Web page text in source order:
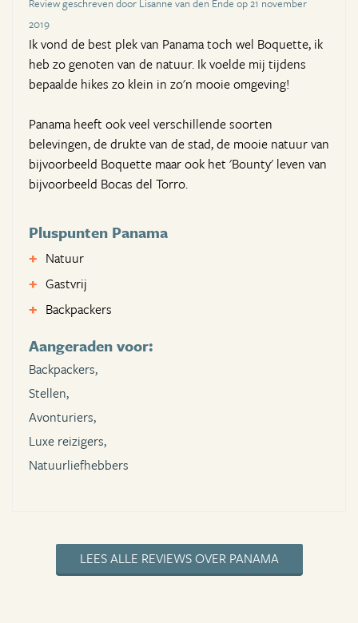
2019
Ik vond de best plek van Panama toch wel Boquette, ik
heb zo genoten van de natuur. Ik voelde mij tijdens
bepaalde hikes zo klein in zo'n mooie omgeving!
Panama heeft ook veel verschillende soorten
belevingen, de drukte van de stad, de mooie natuur van
bijvoorbeeld Boquette maar ook het 'Bounty' leven van
bijvoorbeeld Bocas del Torro.
Pluspunten Panama
Natuur
Gastvrij
Backpackers
Aangeraden voor:
Backpackers,
Stellen,
Avonturiers,
Luxe reizigers,
Natuurliefhebbers
LEES ALLE REVIEWS OVER PANAMA